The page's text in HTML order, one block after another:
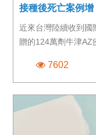
接種後死亡案例
近來台灣陸續收到國
贈的124萬劑牛津
疫苗（Moderna
灣，為本土新冠肺炎
如火如荼開打的同時
件。根據中央流行疫
共有1,374,956人接
7602